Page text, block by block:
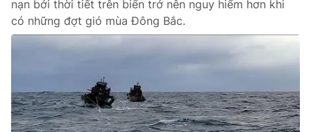
nạn bởi thời tiết trên biển trở nên nguy hiểm hơn khi
có những đợt gió mùa Đông Bắc.